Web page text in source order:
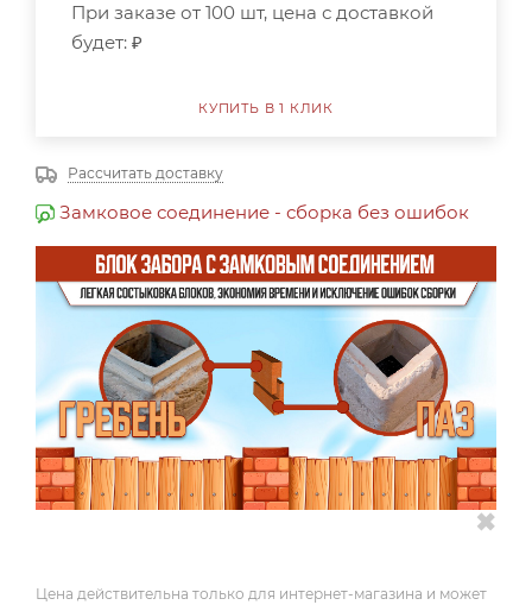
При заказе от 100 шт, цена с доставкой
будет: ₽
КУПИТЬ В 1 КЛИК
Рассчитать доставку
Замковое соединение - сборка без ошибок
✖
Цена действительна только для интернет-магазина и может